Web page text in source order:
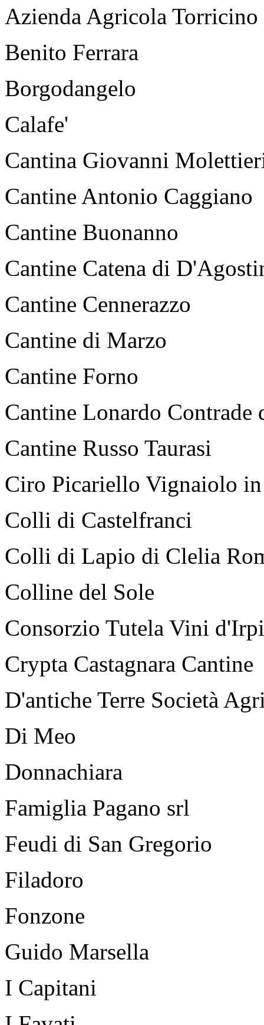
Azienda Agricola Torricino
Benito Ferrara
Borgodangelo
Calafe'
Cantina Giovanni
Cantine Antonio Caggiano
Cantine Buonanno
Cantine Catena di
Cantine Cennerazzo
Cantine di Marzo
Cantine Forno
Cantine Lonardo Contrade
Cantine Russo Taurasi
Ciro Picariello Vignaiolo
Colli di Castelfranci
Colli di Lapio di Clelia
Colline del Sole
Consorzio Tutela Vini
Crypta Castagnara Cantine
D'antiche Terre Società
Di Meo
Donnachiara
Famiglia Pagano srl
Feudi di San Gregorio
Filadoro
Fonzone
Guido Marsella
I Capitani